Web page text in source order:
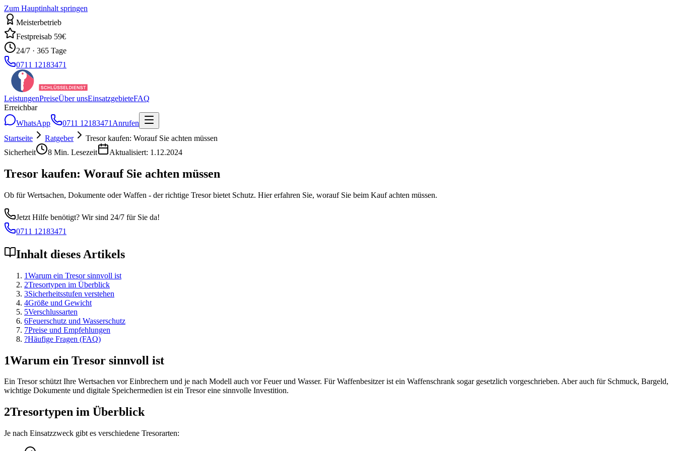
Zum Hauptinhalt springen
Meisterbetrieb
Festpreisab 59€
24/7 · 365 Tage
0711 12183471
LeistungenPreiseÜber unsEinsatzgebieteFAQ
Erreichbar
WhatsApp
0711 12183471 Anrufen
Startseite
Ratgeber
Tresor kaufen: Worauf Sie achten müssen
Sicherheit
8 Min. Lesezeit Aktualisiert: 1.12.2024
Tresor kaufen: Worauf Sie achten müssen
Ob für Wertsachen, Dokumente oder Waffen - der richtige Tresor bietet Schutz. Hier erfahren Sie, worauf Sie beim Kauf achten müssen.
Jetzt Hilfe benötigt? Wir sind 24/7 für Sie da!
0711 12183471
Inhalt dieses Artikels
1Warum ein Tresor sinnvoll ist
2Tresortypen im Überblick
3Sicherheitsstufen verstehen
4Größe und Gewicht
5Verschlussarten
6Feuerschutz und Wasserschutz
7Preise und Empfehlungen
?Häufige Fragen (FAQ)
1Warum ein Tresor sinnvoll ist
Ein Tresor schützt Ihre Wertsachen vor Einbrechern und je nach Modell auch vor Feuer und Wasser. Für Waffenbesitzer ist ein Waffenschrank sogar gesetzlich vorgeschrieben. Aber auch für Schmuck, Bargeld,
wichtige Dokumente und digitale Speichermedien ist ein Tresor eine sinnvolle Investition.
2Tresortypen im Überblick
Je nach Einsatzzweck gibt es verschiedene Tresorarten: